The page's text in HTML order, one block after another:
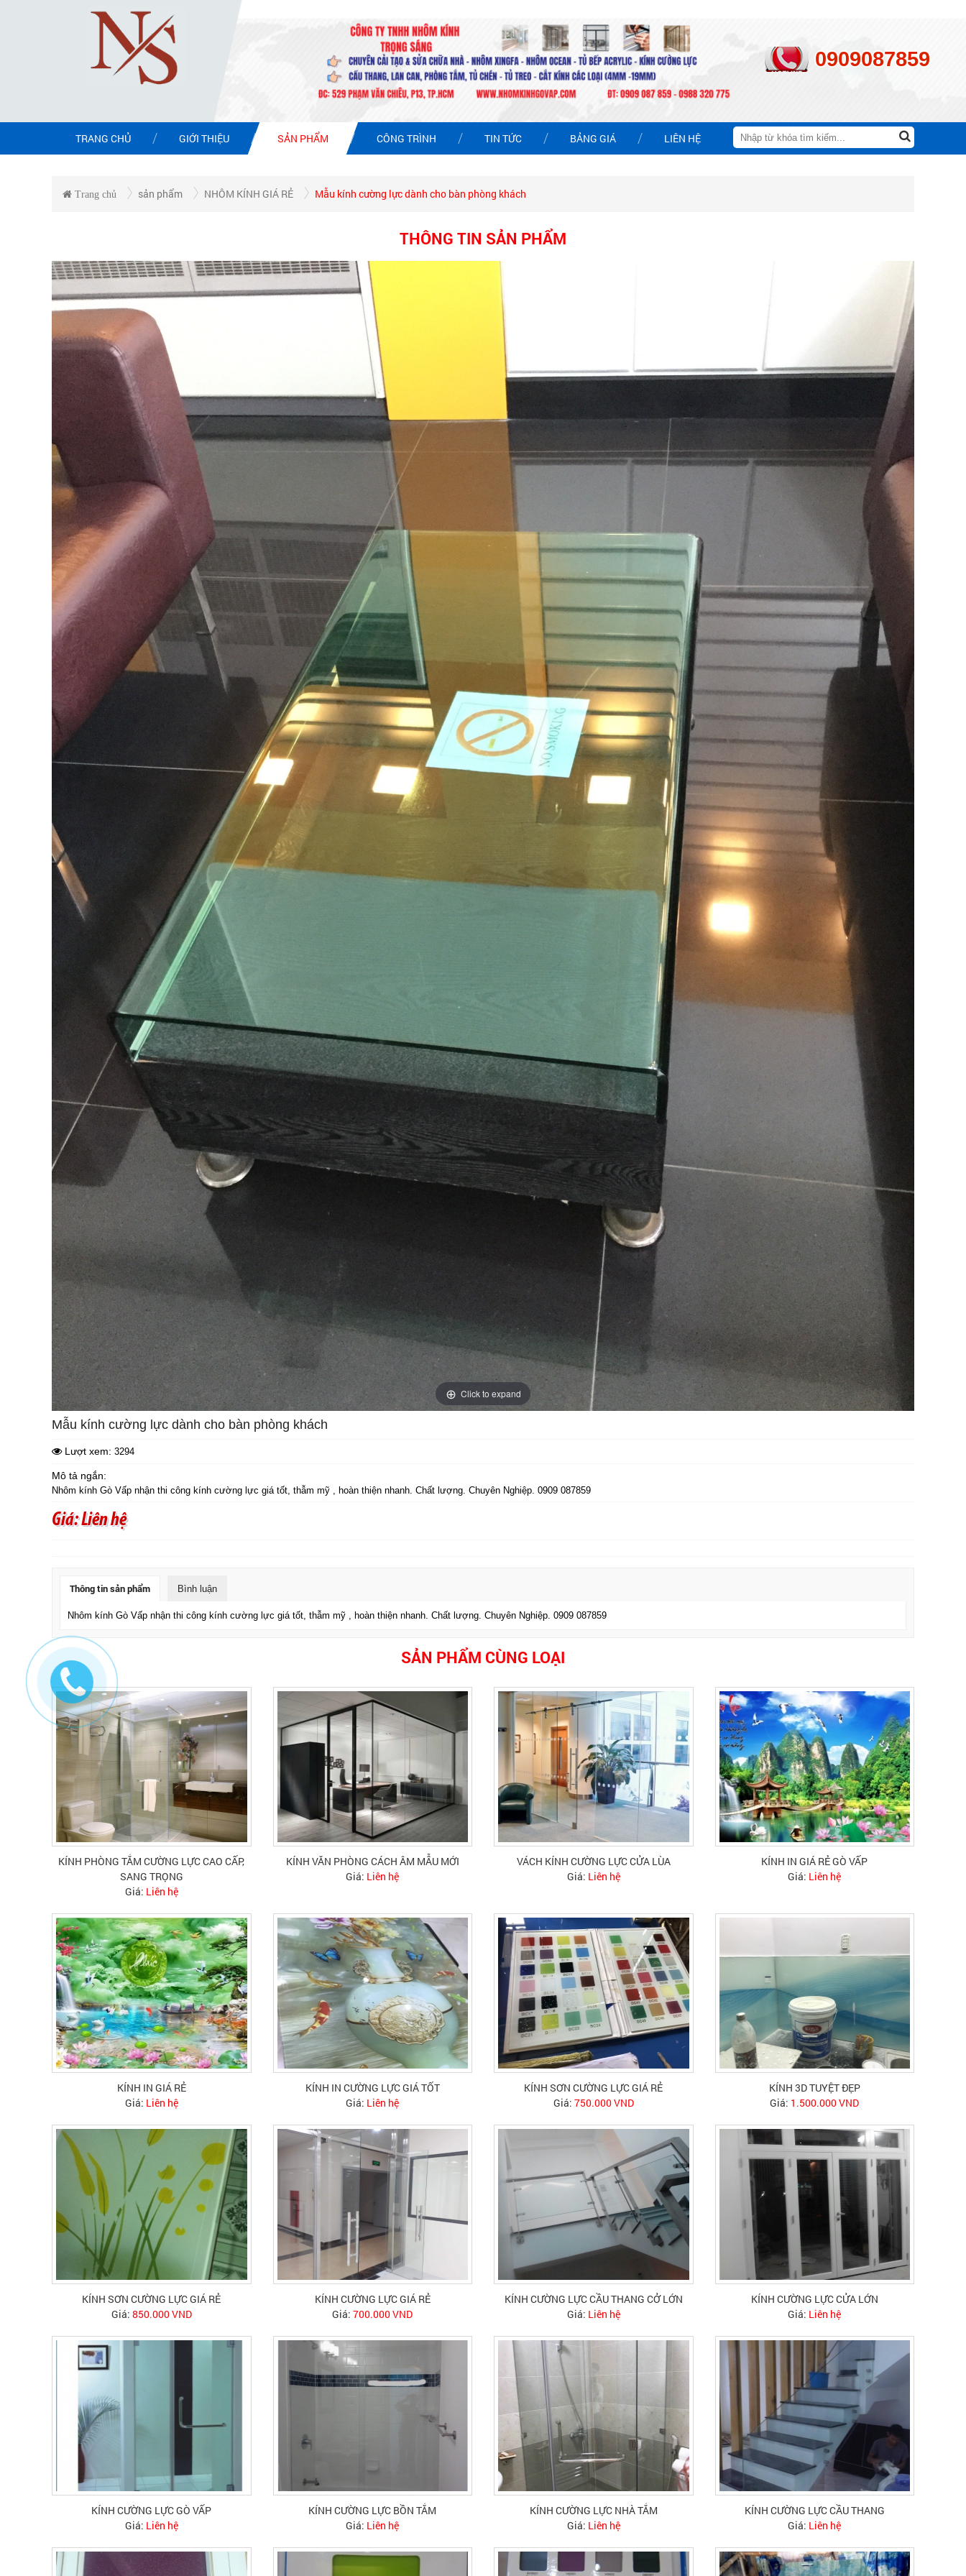
0909087859
TRANG CHỦ GIỚI THIỆU SẢN PHẨM CÔNG TRÌNH TIN TỨC BẢNG GIÁ LIÊN HỆ
Trang chủ sản phẩm NHÔM KÍNH GIÁ RẺ Mẫu kính cường lực dành cho bàn phòng khách
THÔNG TIN SẢN PHẨM
Click to expand
Mẫu kính cường lực dành cho bàn phòng khách
Lượt xem: 3294
Mô tả ngắn:
Nhôm kính Gò Vấp nhận thi công kính cường lực giá tốt, thẫm mỹ , hoàn thiện nhanh. Chất lượng. Chuyên Nghiệp. 0909 087859
Giá: Liên hệ
Thông tin sản phẩm Bình luận
Nhôm kính Gò Vấp nhận thi công kính cường lực giá tốt, thẫm mỹ , hoàn thiện nhanh. Chất lượng. Chuyên Nghiệp. 0909 087859
SẢN PHẨM CÙNG LOẠI
KÍNH PHÒNG TẮM CƯỜNG LỰC CAO CẤP,
SANG TRỌNG
Giá: Liên hệ
KÍNH VĂN PHÒNG CÁCH ÂM MẪU MỚI
Giá: Liên hệ
VÁCH KÍNH CƯỜNG LỰC CỬA LÙA
Giá: Liên hệ
KÍNH IN GIÁ RẺ GÒ VẤP
Giá: Liên hệ
KÍNH IN GIÁ RẺ
Giá: Liên hệ
KÍNH IN CƯỜNG LỰC GIÁ TỐT
Giá: Liên hệ
KÍNH SƠN CƯỜNG LỰC GIÁ RẺ
Giá: 750.000 VND
KÍNH 3D TUYỆT ĐẸP
Giá: 1.500.000 VND
KÍNH SƠN CƯỜNG LỰC GIÁ RẺ
Giá: 850.000 VND
KÍNH CƯỜNG LỰC GIÁ RẺ
Giá:700.000 VND
KÍNH CƯỜNG LỰC CẦU THANG CỞ LỚN
Giá: Liên hệ
KÍNH CƯỜNG LỰC CỬA LỚN
Giá: Liên hệ
KÍNH CƯỜNG LỰC GÒ VẤP
Giá: Liên hệ
KÍNH CƯỜNG LỰC BỒN TẮM
Giá: Liên hệ
KÍNH CƯỜNG LỰC NHÀ TẮM
Giá: Liên hệ
KÍNH CƯỜNG LỰC CẦU THANG
Giá: Liên hệ